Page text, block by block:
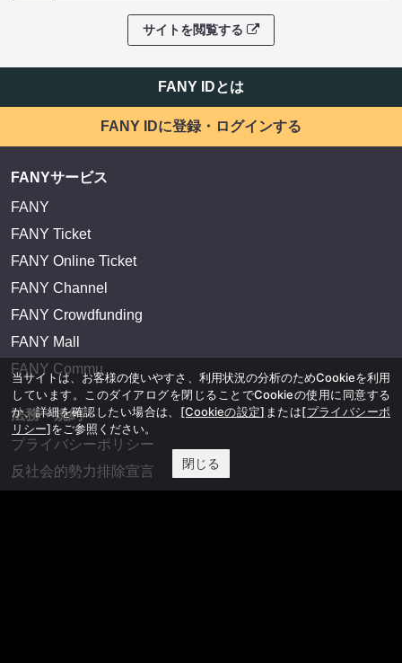
サイトを閲覧する
FANY IDとは
FANY IDに登録・ログインする
FANYサービス
FANY
FANY Ticket
FANY Online Ticket
FANY Channel
FANY Crowdfunding
FANY Mall
FANY Commu
法務・規約
プライバシーポリシー
反社会的勢力排除宣言
当サイトは、お客様の使いやすさ、利用状況の分析のためCookieを利用
しています。このダイアログを閉じることでCookieの使用に同意する
か、詳細を確認したい場合は、 [Cookieの設定] または[プライバシーポ
リシー]をご参照ください。
閉じる